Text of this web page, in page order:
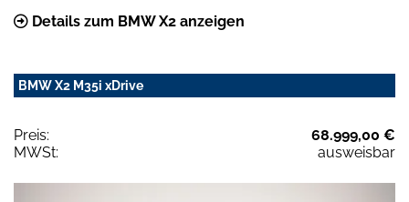
Details zum BMW X2 anzeigen
BMW X2 M35i xDrive
Preis:
68.999,00 €
MWSt:
ausweisbar